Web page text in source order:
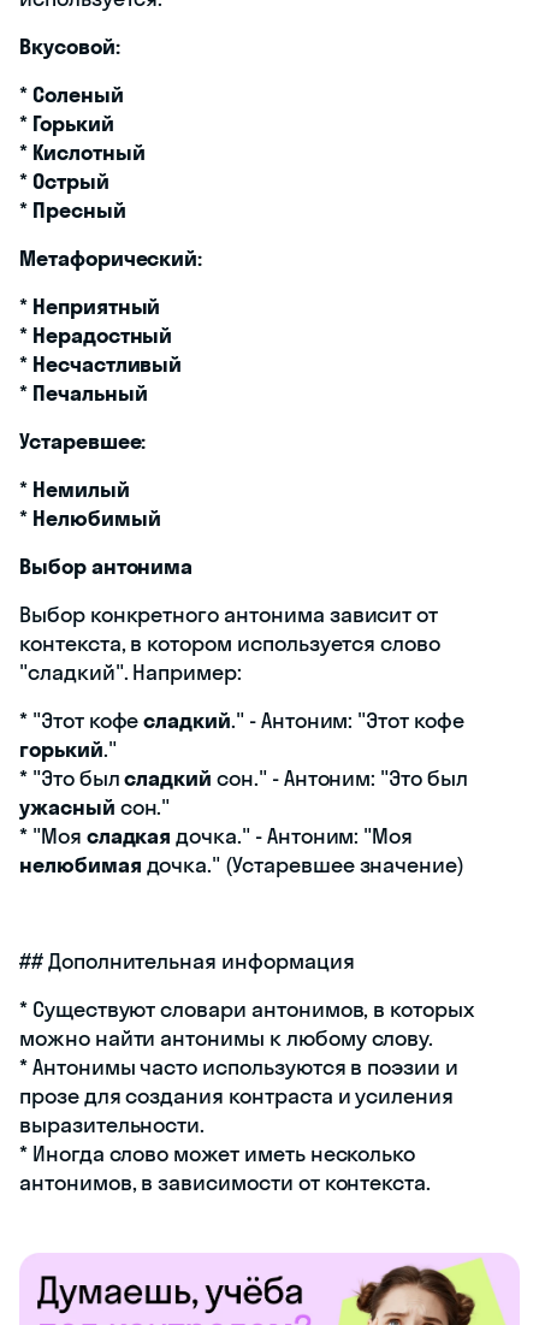
Вкусовой:
*Соленый
* Горький
* Кислотный
*Острый
* Пресный
Метафорический:
* Неприятный
* Нерадостный
* Несчастливый
* Печальный
Устаревшее:
* Немилый
* Нелюбимый
Выбор антонима
Выбор конкретного антонима зависит от
контекста, в котором используется слово
"сладкий". Например:
* "Этот кофесладкий." - Антоним: "Этот кофе
горький."
* "Это былсладкий сон." - Антоним: "Это был
ужасный сон."
* "Моя сладкая дочка." - Антоним: "Моя
нелюбимая дочка." (Устаревшее значение)
## Дополнительная информация
* Существуют словари антонимов, в которых
можно найти антонимы к любому слову.
* Антонимы часто используются в поэзии и
прозе для создания контраста и усиления
выразительности.
* Иногда слово может иметь несколько
антонимов, в зависимости от контекста.